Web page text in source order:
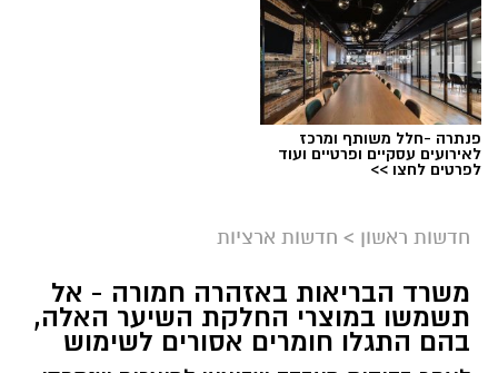
פנתרה -חלל משותף ומרכז
לאירועים עסקיים ופרטיים ועוד
לפרטים לחצו >>
חדשות ראשון > חדשות ארציות
משרד הבריאות באזהרה חמורה - אל
תשמשו במוצרי החלקת השיער האלה,
בהם התגלו חומרים אסורים לשימוש